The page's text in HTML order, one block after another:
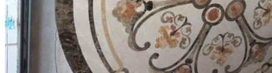
Đá Cầu Thang
Đá Bàn Bếp
Đá Bàn Bếp
Đá Lát Nền
Đá Bàn Bếp Cao Cấp
Đá Ốp